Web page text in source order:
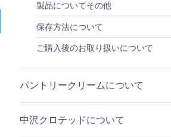
製品についてその他
保存方法について
ご購入後のお取り扱いについて
パントリークリームについて
中沢クロテッドについて